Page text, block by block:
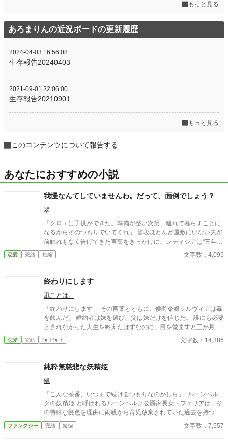
もっと見る
あろまりんの近況ボードの更新履歴
2024-04-03 16:56:08
生存報告20240403
2021-09-01 22:06:00
生存報告20210901
もっと見る
このコンテンツについて報告する
あなたにおすすめの小説
我慢なんてしていませんわ。だって、面倒でしょう？
翠
「クロエに子供ができた。準備が整い次第、離れで暮らすことに
なるからそのつもりでいてくれ」 普段ほとんど屋敷にいない夫が
前触れもなく告げてきた言葉をきっかけに、レティシアは“三年
間”の契約を終わらせることにした。 赤の他人を屋敷に迎えるこ
とはしない。 不要なものに感情を砕く理由などない。 「だって、
切り捨ててしまいましょう。
恋愛 完結 短編 文字数：4,095
終わりにします
凪ことは。
「終わりにします」 その言葉とともに、侯爵令嬢シルヴィアは毒
を飲んだ。 婚約者は妹を選び、父は妹だけを信じた。 誰にも必要
とされなかった人生を終えたはずなのに、目を覚ますと三か月前
へと時間は巻き戻っていた。 もう、誰かに愛されるためだけに生
きるのはやめよう。 そう決めた彼女は、静かに運命を書き換えて
めの物語。
恋愛 完結 ｼｮｰﾄｼｮｰﾄ 文字数：14,386
純粋無慈悲な妖精姫
翠
「こんな茶番、いつまで続けるつもりなのかしら」 “ルーンベル
クの妖精姫”と呼ばれるルーンベルク公爵家長女・フェリアは、そ
の特殊な髪色を理由に両親から育児放棄されていた過去を持つ。
悪意と嘲笑、浅慮な思惑を向けられながらも、フェリアはいつだ
って穏やかに笑う。 「何故、自分に悪意を持つ相手に慈悲を向け
ファンタジー 完結 短編 文字数：7,557